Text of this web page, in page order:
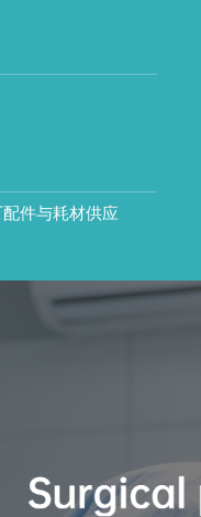
件与耗材供应